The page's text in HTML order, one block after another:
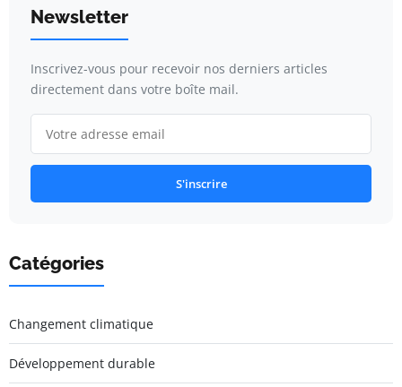
Newsletter
Inscrivez-vous pour recevoir nos derniers articles
directement dans votre boîte mail.
S'inscrire
Catégories
Changement climatique
Développement durable